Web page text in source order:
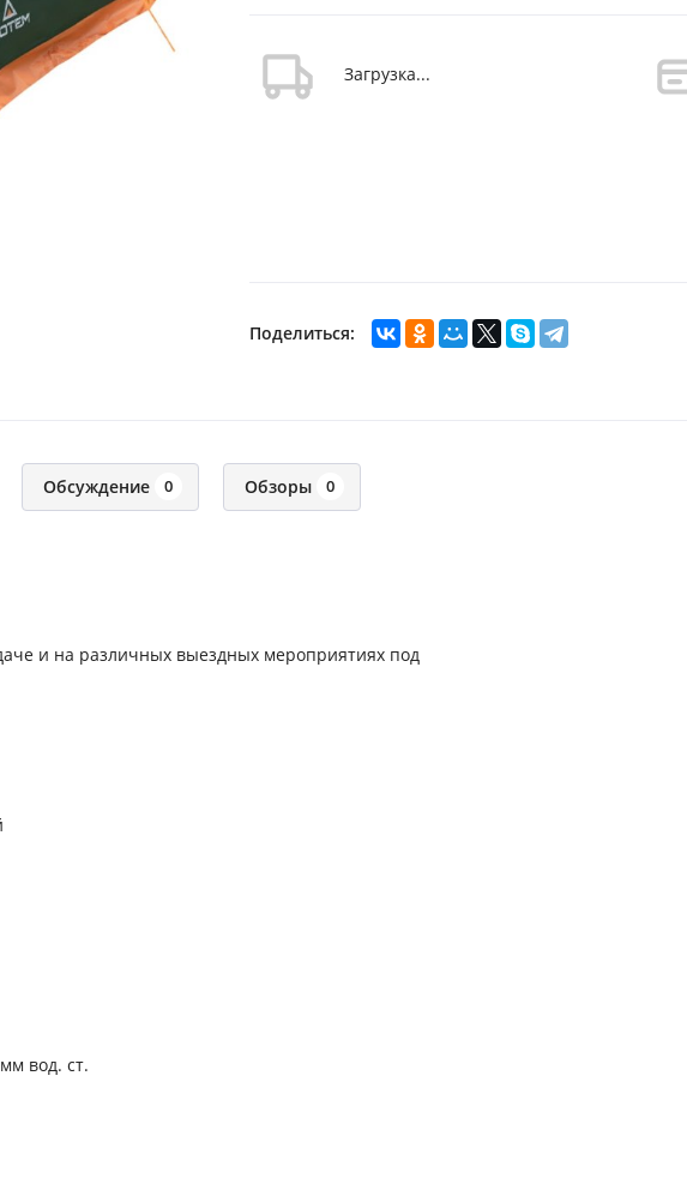
Загрузка...
Поделиться:
Обсуждение 0 Обзоры 0
и на различных выездных мероприятиях под
вод. ст.